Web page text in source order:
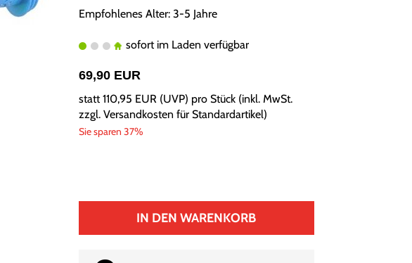
Empfohlenes Alter: 3-5 Jahre
sofort im Laden verfügbar
69,90 EUR
statt110,95 EUR(UVP) pro Stück (inkl. MwSt.
zzgl. Versandkosten für Standardartikel)
Sie sparen 37%
IN DEN WARENKORB